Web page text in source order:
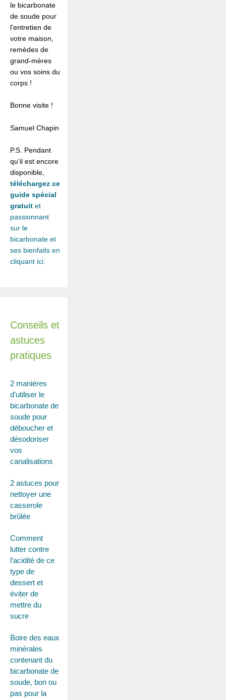
le bicarbonate
de soude pour
l'entretien de
votre maison,
remèdes de
grand-mères
ou vos soins du
corps !
Bonne visite !
Samuel Chapin
P.S. Pendant
qu'il est encore
disponible,
téléchargez ce
guide spécial
gratuit et
passionnant
sur le
bicarbonate et
ses bienfaits en
cliquant ici.
Conseils et
astuces
pratiques
2 manières
d’utiliser le
bicarbonate de
soude pour
déboucher et
désodoriser
vos
canalisations
2 astuces pour
nettoyer une
casserole
brûlée
Comment
lutter contre
l’acidité de ce
type de
dessert et
éviter de
mettre du
sucre
Boire des eaux
minérales
contenant du
bicarbonate de
soude, bon ou
pas pour la